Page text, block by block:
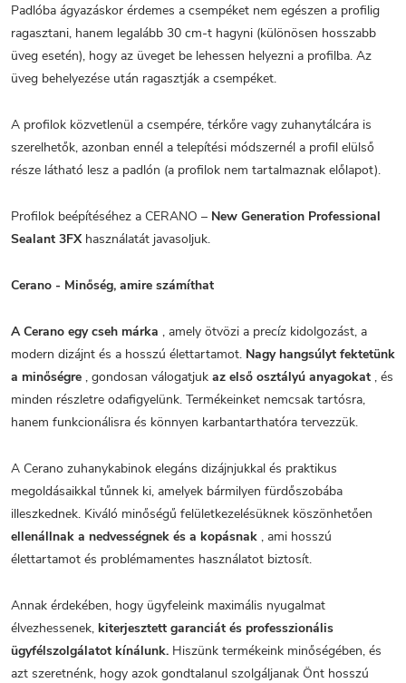
Padlóba ágyazáskor érdemes a csempéket nem egészen a profilig
ragasztani, hanem legalább 30 cm-t hagyni (különösen hosszabb
üveg esetén), hogy az üveget be lehessen helyezni a profilba. Az
üveg behelyezése után ragasztják a csempéket.
A profilok közvetlenül a csempére, térkőre vagy zuhanytálcára is
szerelhetők, azonban ennél a telepítési módszernél a profil elülső
része látható lesz a padlón (a profilok nem tartalmaznak előlapot).
Profilok beépítéséhez a CERANO – New Generation Professional
Sealant 3FXhasználatát javasoljuk.
Cerano - Minőség, amire számíthat
A Cerano egy cseh márka , amely ötvözi a precíz kidolgozást, a
modern dizájnt és a hosszú élettartamot. Nagy hangsúlyt fektetünk
a minőségre , gondosan válogatjuk az első osztályú anyagokat , és
minden részletre odafigyelünk. Termékeinket nemcsak tartósra,
hanem funkcionálisra és könnyen karbantarthatóra tervezzük.
A Cerano zuhanykabinok elegáns dizájnjukkal és praktikus
megoldásaikkal tűnnek ki, amelyek bármilyen fürdőszobába
illeszkednek. Kiváló minőségű felületkezelésüknek köszönhetően
ellenállnak a nedvességnek és a kopásnak , ami hosszú
élettartamot és problémamentes használatot biztosít.
Annak érdekében, hogy ügyfeleink maximális nyugalmat
élvezhessenek, kiterjesztett garanciát és professzionális
ügyfélszolgálatot kínálunk. Hiszünk termékeink minőségében, és
azt szeretnénk, hogy azok gondtalanul szolgáljanak Önt hosszú